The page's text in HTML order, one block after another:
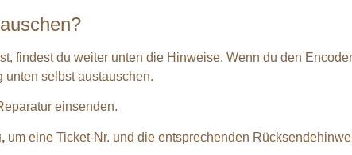
findest du weiter unten die Hinweise. Wenn du den
unten selbst austauschen.
einsenden.
um eine Ticket-Nr. und die entsprechenden